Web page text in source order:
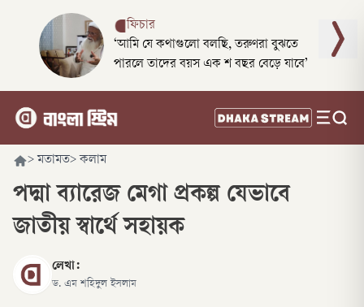
ফিচার
‘আমি যে কথাগুলো বলছি, তরুণরা বুঝতে
পারলে তাদের বয়স এক শ বছর বেড়ে যাবে’
> মতামত> কলাম
পদ্মা ব্যারেজ মেগা প্রকল্প যেভাবে
জাতীয় স্বার্থে সহায়ক
লেখা:
ড. এম শহিদুল ইসলাম